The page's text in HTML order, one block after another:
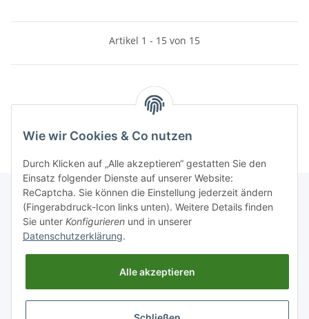
Artikel 1 - 15 von 15
Informationen
Wie wir Cookies & Co nutzen
Durch Klicken auf „Alle akzeptieren“ gestatten Sie den
Einsatz folgender Dienste auf unserer Website:
ReCaptcha. Sie können die Einstellung jederzeit ändern
(Fingerabdruck-Icon links unten). Weitere Details finden
Sie unter Konfigurieren und in unserer
Datenschutzerklärung.
Alle akzeptieren